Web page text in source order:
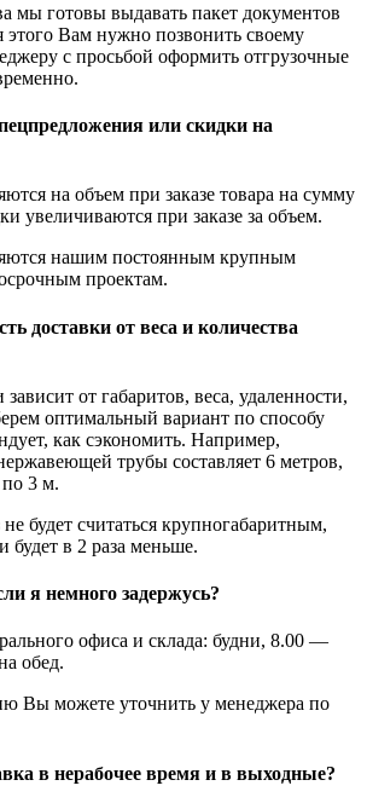
мы готовы выдавать пакет документов
этого Вам нужно позвонить своему
с просьбой оформить отгрузочные
или скидки на
на объем при заказе товара на сумму
увеличиваются при заказе за объем.
нашим постоянным крупным
проектам.
доставки от веса и количества
от габаритов, веса, удаленности,
оптимальный вариант по способу
как сэкономить. Например,
трубы составляет 6 метров,
3 м.
будет считаться крупногабаритным,
будет в 2 раза меньше.
я немного задержусь?
офиса и склада: будни, 8.00 —
обед.
Вы можете уточнить у менеджера по
в нерабочее время и в выходные?